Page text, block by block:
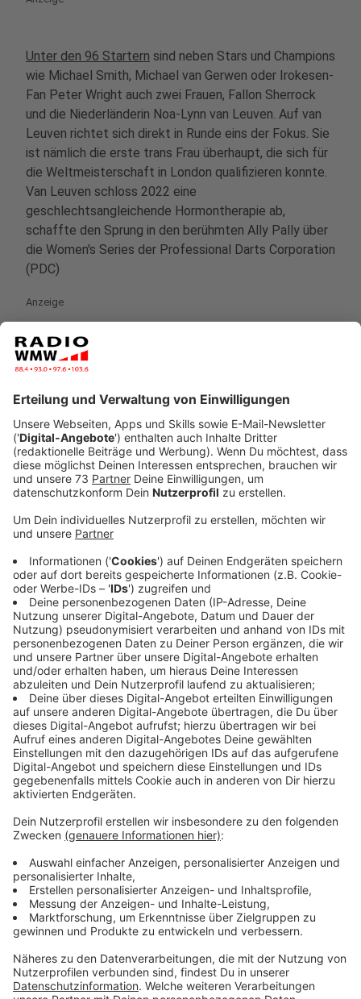
Unter den 96 Startern sind neben Stars und Champions
wie Michael Smith, Michael van Gerwen oder Irokesen-
Fan Peter Wright auch zwei Frauen, Fallon Sherrock
und die Niederländerin Noa-Lynn van Leuven. Auf van
Leuven richtet sich direkt in Runde eins der Fokus. Sie
ist nämlich die erste trans Frau überhaupt, die sich für
die Weltmeisterschaft in London qualifizieren konnte.
Van Leuven schloss 2022 eine
geschlechtsangleichende Hormontherapie ab,
schaffte den Sprung in den berühmten Ally Pally über
die Women's Series der Professional Darts Corporation
(PDC)
Anzeige
©picture alliance/dpa | Zac Goodwin
natürlich direkt zu den Favoriten bei der PDC Darts-
Weltmeisterschaft
Anzeige
Darts-WM: Die deutschen Starter im
Überblick
Anzeige
Sechs deutsche Starter bei der Darts-
Weltmeisterschaft im Ally Pally? Ein neuer Rekord.
Martin SchindlerundGabriel Clemensgreifen
aufgrund ihrer Top-32-Platzierung in der "Order of
Merit" (Weltrangliste) erst in der 2. Runde ein.
Schindler wird es am 22. Dezember um 20:15 Uhr mit
dem Sieger aus dem Duell zwischen Callan Rydz und
Romeo Grbavac zu tun bekommen. Clemens trifft am
19. Dezember um 16:45 Uhr entweder auf Niels
Zonneveld oder Robert Owen. Über die Pro Tour Order
of Merit haben sich
Ricardo Pietreczko und
Florian
Hempelfür die WM qualifiziert. "Pikachu" ist
Erstrundenpartie gegen Xiaochen Zong am 17.
Dezember um 21:15 Uhr. Auf Hempel wartet Jeffrey
de Zwaan am 20. Dezember um 21:15 Uhr. Mit
SpringerundKai Gotthardtfeiern zwei Deutsche ihr
Ticket über die PDC Development Tour und trifft in
der 1. Runde am 19. Dezember um 22:15 Uhr auf den